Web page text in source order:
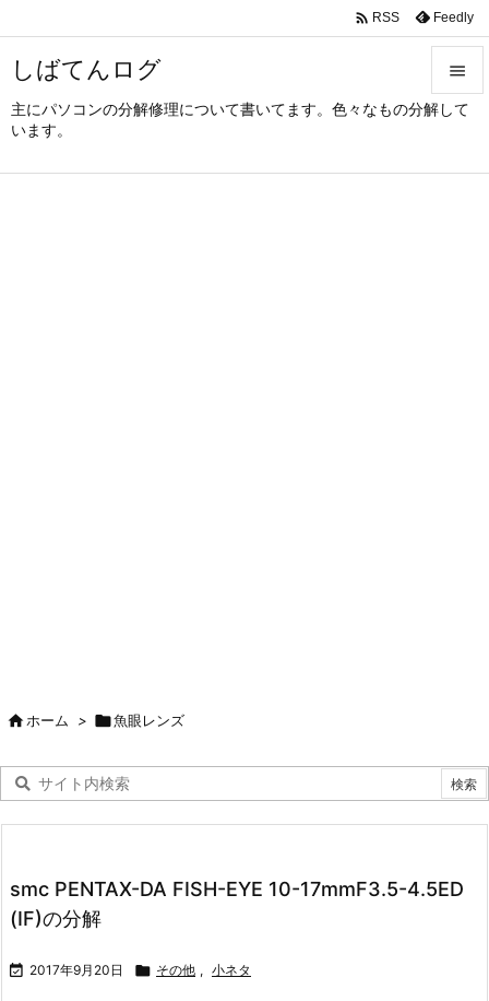
しばてんログ
主にパソコンの分解修理について書いてます。色々なもの分解して
います。



 RSS Feedly
ホーム > 魚眼レンズ
smc PENTAX-DA FISH-EYE 10-17mmF3.5-4.5ED
(IF)の分解
 2017年9月20日  その他 , 小ネタ